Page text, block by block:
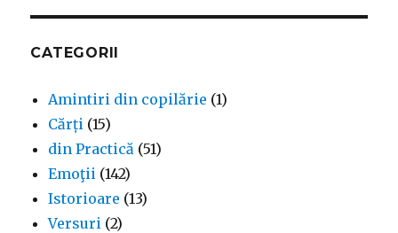
CATEGORII
Amintiri din copilărie (1)
Cărți (15)
din Practică (51)
Emoţii (142)
Istorioare (13)
Versuri (2)